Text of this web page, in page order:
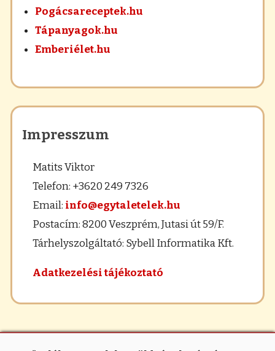
Pogácsareceptek.hu
Tápanyagok.hu
Emberiélet.hu
Impresszum
Matits Viktor
Telefon: +3620 249 7326
Email: info@egytaletelek.hu
Postacím: 8200 Veszprém, Jutasi út 59/F.
Tárhelyszolgáltató: Sybell Informatika Kft.
Adatkezelési tájékoztató